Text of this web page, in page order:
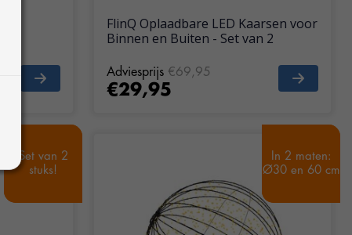
FlinQ Oplaadbare LED Kaarsen voor
Binnen en Buiten - Set van 2
Adviesprijs €69,95
€29,95
Set van 2
stuks!
Set van 2
stuks!
In 2 maten:
Ø30 en 60 cm
In 2 maten:
Ø30 en 60 cm